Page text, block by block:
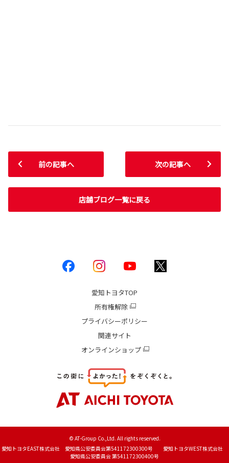
前の記事へ
店舗ブログ一覧に戻る
次の記事へ
愛知トヨタTOP
所有権解除
プライバシーポリシー
関連サイト
オンラインショップ
© AT-Group Co.,Ltd. All rights reserved.
愛知トヨタEAST株式会社 愛知県公安委員会第541172300300号 愛知トヨタWEST株式会社
愛知県公安委員会 第541172300400号